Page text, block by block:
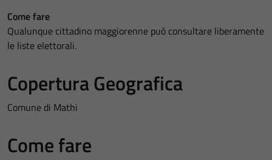
Come fare
Qualunque cittadino maggiorenne può consultare liberamente
le liste elettorali.
Copertura Geografica
Comune di Mathi
Come fare